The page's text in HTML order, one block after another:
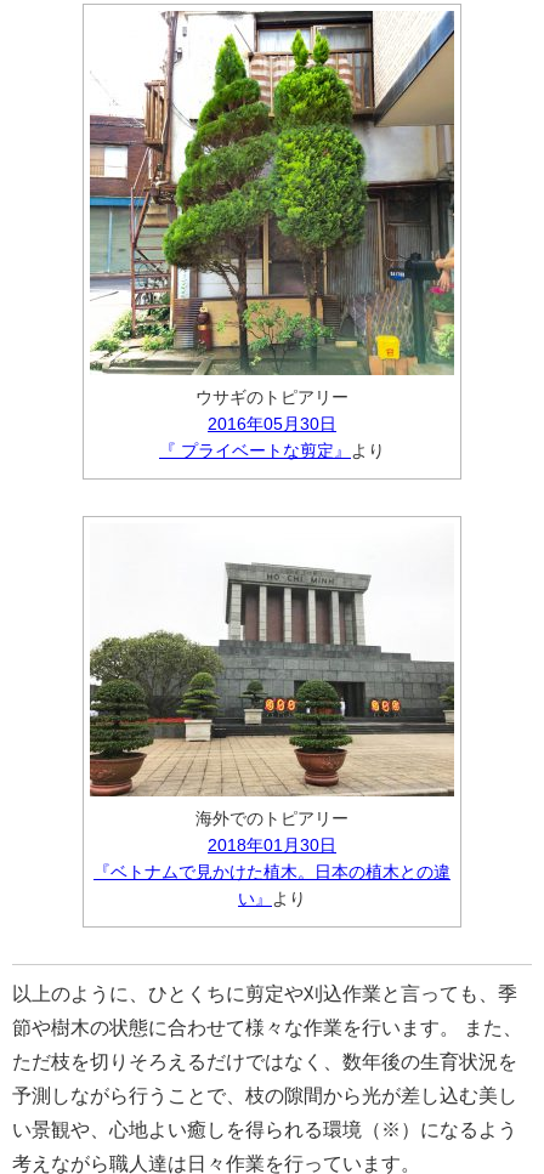
ウサギのトピアリー
2016年05月30日
『 プライベートな剪定』
より
海外でのトピアリー
2018年01月30日
『ベトナムで見かけた植木。日本の植木との違
い』
より
以上のように、ひとくちに剪定や刈込作業と言っても、季
節や樹木の状態に合わせて様々な作業を行います。 また、
ただ枝を切りそろえるだけではなく、数年後の生育状況を
予測しながら行うことで、枝の隙間から光が差し込む美し
い景観や、心地よい癒しを得られる環境（※）になるよう
考えながら職人達は日々作業を行っています。